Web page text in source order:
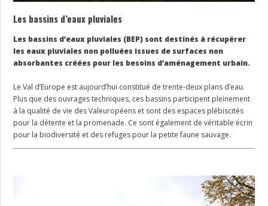
Les bassins d’eaux pluviales
Les bassins d’eaux pluviales (BEP) sont destinés à récupérer
les eaux pluviales non polluées issues de surfaces non
absorbantes créées pour les besoins d’aménagement urbain.
Le Val d’Europe est aujourd’hui constitué de trente-deux plans d’eau.
Plus que des ouvrages techniques, ces bassins participent pleinement
à la qualité de vie des Valeuropéens et sont des espaces plébiscités
pour la détente et la promenade. Ce sont également de véritable écrin
pour la biodiversité et des refuges pour la petite faune sauvage.